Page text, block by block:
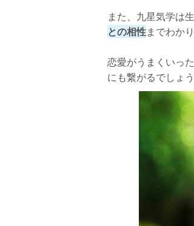
また、九星気学は
との相性までわかり
恋愛がうまくいっ
にも繋がるでしょう